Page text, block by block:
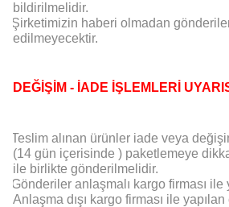
bildirilmelidir.
Şirketimizin haberi olmadan
edilmeyecektir.
DEĞİŞİM - İADE İŞLEMLERİ
Teslim alınan ürünler iade veya
(14 gün içerisinde ) paketlemeye
ile birlikte gönderilmelidir.
Gönderiler anlaşmalı kargo firması ile
Anlaşma dışı kargo firması ile